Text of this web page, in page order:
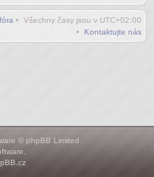
• Všechny časy jsou v UTC+02:00
• Kontaktujte nás
© phpBB Limited